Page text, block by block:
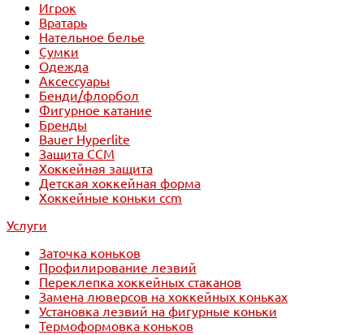
Игрок
Вратарь
Нательное белье
Сумки
Одежда
Аксессуары
Бенди/флорбол
Фигурное катание
Бренды
Bauer Hyperlite
Защита CCM
Хоккейная защита
Детская хоккейная форма
Хоккейные коньки ccm
Услуги
Заточка коньков
Профилирование лезвий
Переклепка хоккейных стаканов
Замена люверсов на хоккейных коньках
Установка лезвий на фигурные коньки
Термоформовка коньков